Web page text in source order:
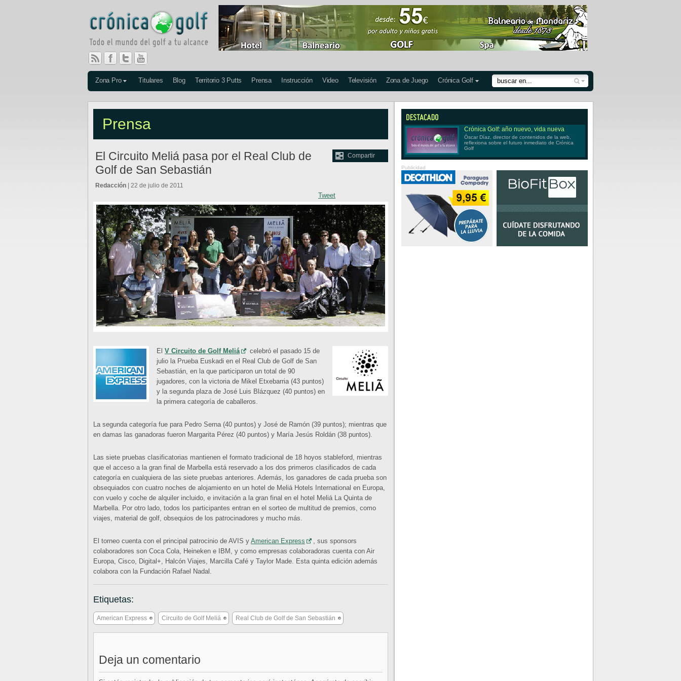
Zona Pro Titulares Blog Territorio 3 Putts Prensa Instrucción Video Televisión Zona de Juego Crónica Golf
Prensa
Compartir
El Circuito Meliá pasa por el Real Club de
Golf de San Sebastián
Tweet
Redacción | 22 de julio de 2011
El V Circuito de Golf Meliá
celebró el pasado 15 de
julio la Prueba Euskadi en el Real Club de Golf de San
Sebastián, en la que participaron un total de 90
jugadores, con la victoria de Mikel Etxebarria (43 puntos)
y la segunda plaza de José Luis Blázquez (40 puntos) en
la primera categoría de caballeros.
La segunda categoría fue para Pedro Serna (40 puntos) y José de Ramón (39 puntos); mientras que
en damas las ganadoras fueron Margarita Pérez (40 puntos) y María Jesús Roldán (38 puntos).
Las siete pruebas clasificatorias mantienen el formato tradicional de 18 hoyos stableford, mientras
que el acceso a la gran final de Marbella está reservado a los dos primeros clasificados de cada
categoría en cualquiera de las siete pruebas anteriores. Además, los ganadores de cada prueba son
obsequiados con cuatro noches de alojamiento en un hotel de Meliá Hotels International en Europa,
con vuelo y coche de alquiler incluido, e invitación a la gran final en el hotel Meliá La Quinta de
Marbella. Por otro lado, todos los participantes entran en el sorteo de multitud de premios, como
viajes, material de golf, obsequios de los patrocinadores y mucho más.
El torneo cuenta con el principal patrocinio de AVIS y American Express
, sus sponsors
colaboradores son Coca Cola, Heineken e IBM, y como empresas colaboradoras cuenta con Air
Europa, Cisco, Digital+, Halcón Viajes, Marcilla Café y Taylor Made. Esta quinta edición además
colabora con la Fundación Rafael Nadal.
Etiquetas:
American Express Circuito de Golf Meliá Real Club de Golf de San Sebastián
Deja un comentario
Crónica Golf: año nuevo, vida nueva
Óscar Díaz, director de contenidos de la web,
reflexiona sobre el futuro inmediato de Crónica
Golf
Publicidad